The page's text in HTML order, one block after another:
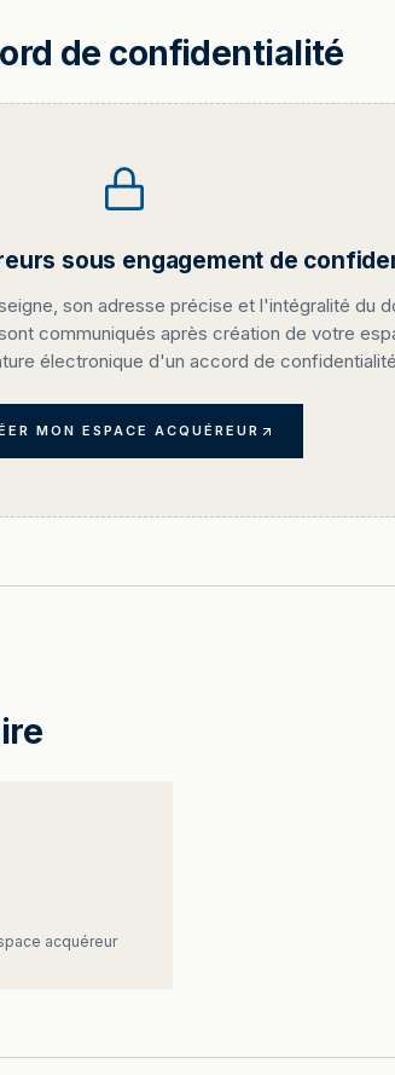
de confidentialité
sous engagement de
son adresse précise et l'intégralité du
communiqués après création de votre
électronique d'un accord de
MON ESPACE ACQUÉREUR
acquéreur